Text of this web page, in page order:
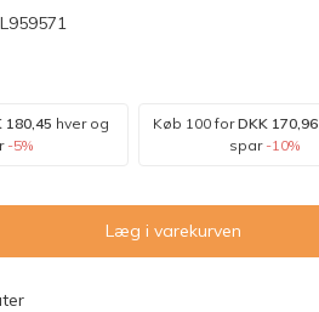
180,45 hver og
-5%
Køb 100 forDKK 170,96
spar -10%
Læg i varekurven